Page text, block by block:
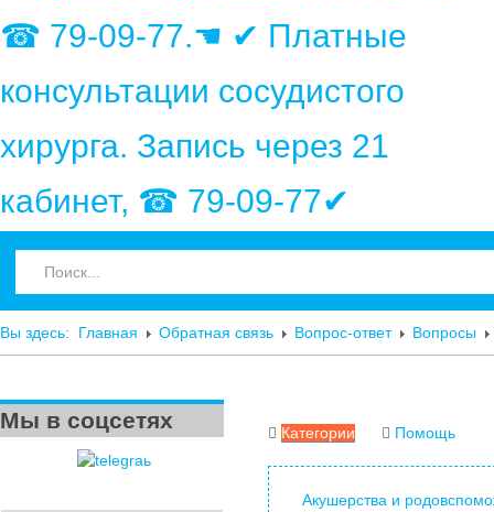
☎ 79-09-77.☚ ✔ Платные
консультации сосудистого
хирурга. Запись через 21
кабинет, ☎ 79-09-77✔
Вы здесь: Главная Обратная связь Вопрос-ответ Вопросы
Категории Помощь
Акушерства и
Мы в соцсетях